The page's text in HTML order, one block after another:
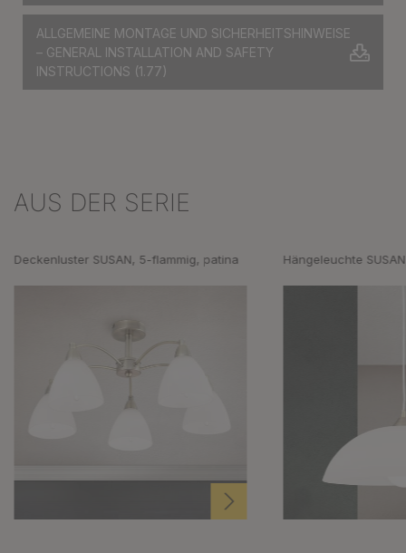
ALLGEMEINE MONTAGE UND SICHERHEITSHINWEISE
– GENERAL INSTALLATION AND SAFETY
INSTRUCTIONS (1.77)
Produktgalerie überspringen
AUS DER SERIE
Deckenluster SUSAN, 5-flammig, patina Hängeleuchte